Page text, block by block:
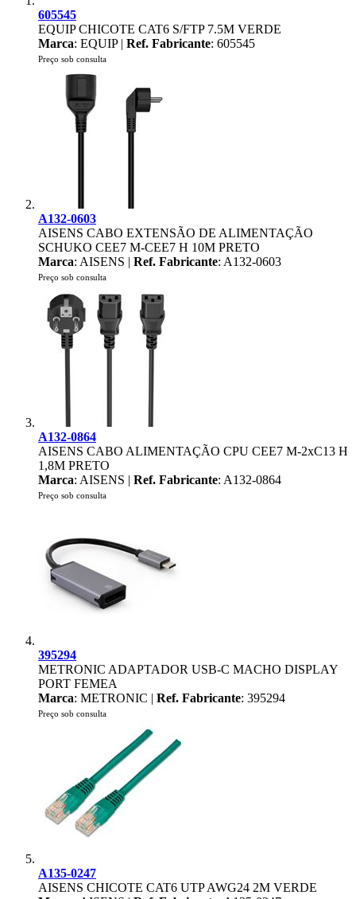
605545
EQUIP CHICOTE CAT6 S/FTP 7.5M VERDE
Marca: EQUIP | Ref. Fabricante: 605545
Preço sob consulta
A132-0603
AISENS CABO EXTENSÃO DE ALIMENTAÇÃO
SCHUKO CEE7 M-CEE7 H 10M PRETO
Marca: AISENS | Ref. Fabricante: A132-0603
Preço sob consulta
A132-0864
AISENS CABO ALIMENTAÇÃO CPU CEE7 M-2xC13 H
1,8M PRETO
Marca: AISENS | Ref. Fabricante: A132-0864
Preço sob consulta
395294
METRONIC ADAPTADOR USB-C MACHO DISPLAY
PORT FEMEA
Marca: METRONIC | Ref. Fabricante: 395294
Preço sob consulta
A135-0247
AISENS CHICOTE CAT6 UTP AWG24 2M VERDE